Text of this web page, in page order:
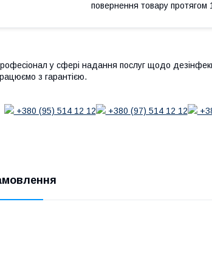
повернення товару протягом
у сфері надання послуг щодо
з гарантією.
+380 (95) 514 12 12 +380 (97) 514 12 12